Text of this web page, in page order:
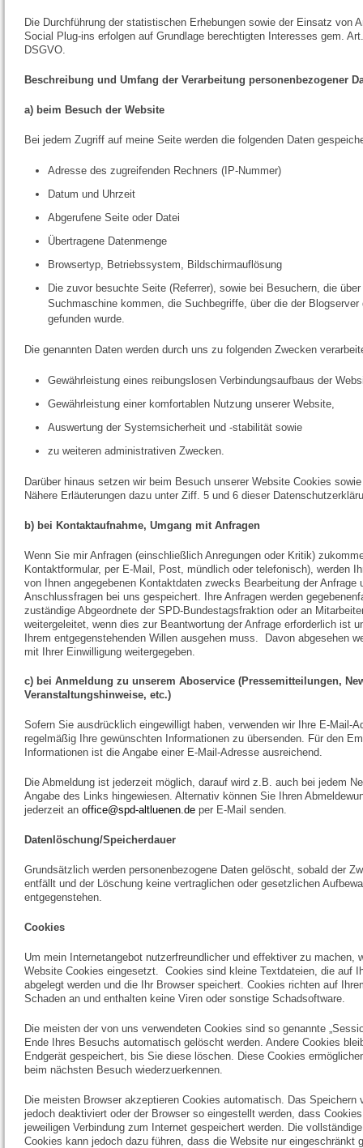
Die Durchführung der statistischen Erhebungen sowie der Einsatz von
Social Plug-ins erfolgen auf Grundlage berechtigten Interesses gem.
DSGVO.
Beschreibung und Umfang der Verarbeitung personenbezogener
a) beim Besuch der Website
Bei jedem Zugriff auf meine Seite werden die folgenden Daten
Adresse des zugreifenden Rechners (IP-Nummer)
Datum und Uhrzeit
Abgerufene Seite oder Datei
Übertragene Datenmenge
Browsertyp, Betriebssystem, Bildschirmauflösung
Die zuvor besuchte Seite (Referrer), sowie bei Besuchern, die über
Suchmaschine kommen, die Suchbegriffe, über die der Blogserver
gefunden wurde.
Die genannten Daten werden durch uns zu folgenden Zwecken
Gewährleistung eines reibungslosen Verbindungsaufbaus der
Gewährleistung einer komfortablen Nutzung unserer Website,
Auswertung der Systemsicherheit und -stabilität sowie
zu weiteren administrativen Zwecken.
Darüber hinaus setzen wir beim Besuch unserer Website Cookies
Nähere Erläuterungen dazu unter Ziff. 5 und 6 dieser
b) bei Kontaktaufnahme, Umgang mit Anfragen
Wenn Sie mir Anfragen (einschließlich Anregungen oder Kritik)
Kontaktformular, per E-Mail, Post, mündlich oder telefonisch), werden
von Ihnen angegebenen Kontaktdaten zwecks Bearbeitung der Anfrage
Anschlussfragen bei uns gespeichert. Ihre Anfragen werden
zuständige Abgeordnete der SPD-Bundestagsfraktion oder an
weitergeleitet, wenn dies zur Beantwortung der Anfrage erforderlich ist
Ihrem entgegenstehenden Willen ausgehen muss. Davon abgesehen
mit Ihrer Einwilligung weitergegeben.
c) bei Anmeldung zu unserem Aboservice (Pressemitteilungen,
Veranstaltungshinweise, etc.)
Sofern Sie ausdrücklich eingewilligt haben, verwenden wir Ihre E-Mail-
regelmäßig Ihre gewünschten Informationen zu übersenden. Für den
Informationen ist die Angabe einer E-Mail-Adresse ausreichend.
Die Abmeldung ist jederzeit möglich, darauf wird z.B. auch bei jedem
Angabe des Links hingewiesen. Alternativ können Sie Ihren
jederzeit an office@spd-altluenen.de per E-Mail senden.
Datenlöschung/Speicherdauer
Grundsätzlich werden personenbezogene Daten gelöscht, sobald der
entfällt und der Löschung keine vertraglichen oder gesetzlichen
entgegenstehen.
Cookies
Um mein Internetangebot nutzerfreundlicher und effektiver zu machen,
Website Cookies eingesetzt. Cookies sind kleine Textdateien, die auf
abgelegt werden und die Ihr Browser speichert. Cookies richten auf
Schaden an und enthalten keine Viren oder sonstige Schadsoftware.
Die meisten der von uns verwendeten Cookies sind so genannte
Ende Ihres Besuchs automatisch gelöscht werden. Andere Cookies
Endgerät gespeichert, bis Sie diese löschen. Diese Cookies
beim nächsten Besuch wiederzuerkennen.
Die meisten Browser akzeptieren Cookies automatisch. Das Speichern
jedoch deaktiviert oder der Browser so eingestellt werden, dass
jeweiligen Verbindung zum Internet gespeichert werden. Die
Cookies kann jedoch dazu führen, dass die Website nur eingeschränkt